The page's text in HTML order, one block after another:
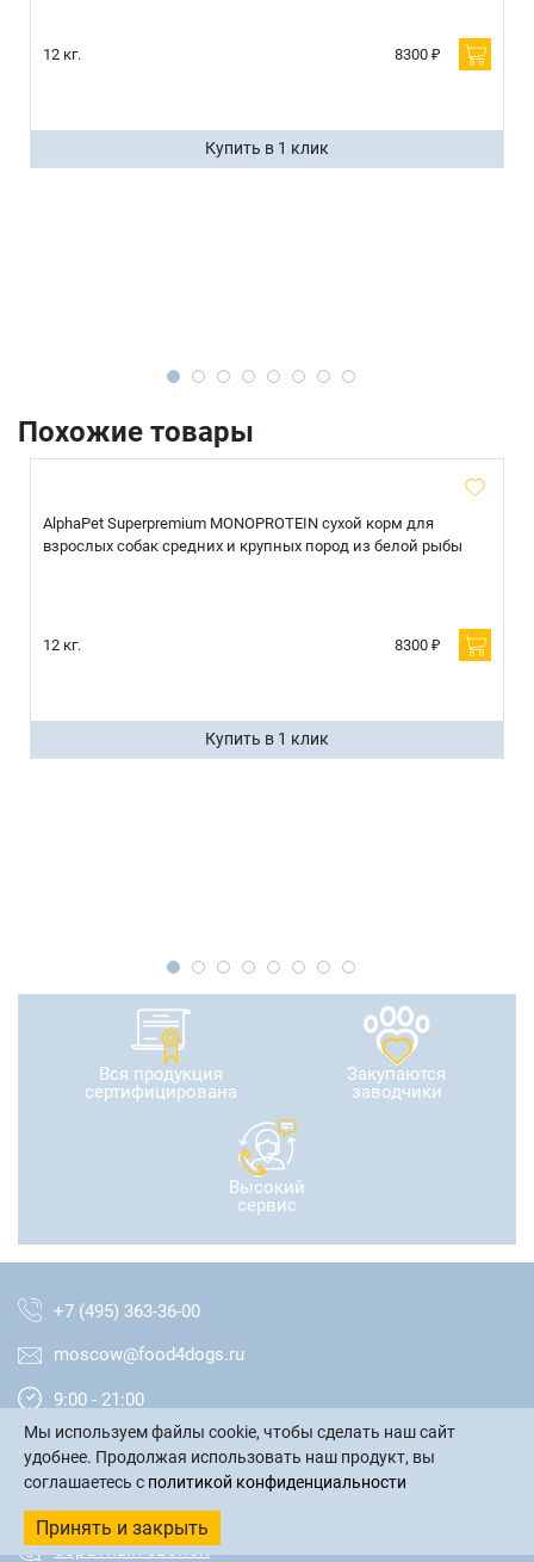
12 кг. 8300 ₽
Купить в 1 клик
Похожие товары
AlphaPet Superpremium MONOPROTEIN сухой корм для
взрослых собак средних и крупных пород из белой рыбы
12 кг. 8300 ₽
Купить в 1 клик
Вся продукция
сертифицирована
Закупаются
заводчики
Высокий
сервис
+7 (495) 363-36-00
moscow@food4dogs.ru
9:00 - 21:00
Москва и МО
обратный звонок
Мы используем файлы cookie, чтобы сделать наш сайт
удобнее. Продолжая использовать наш продукт, вы
соглашаетесь с политикой конфиденциальности
Принять и закрыть